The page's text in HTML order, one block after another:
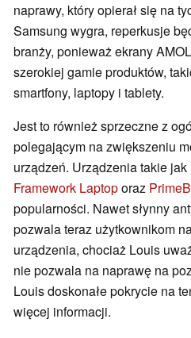
naprawy, który opierał się na
Samsung wygra, reperkusje
branży, ponieważ ekrany
szerokiej gamie produktów,
smartfony, laptopy i tablety.
Jest to również sprzeczne z
polegającym na zwiększeniu
urządzeń. Urządzenia takie
Framework Laptoporaz
popularności. Nawet słynny
pozwala teraz użytkownikom
urządzenia, chociaż Louis
nie pozwala na naprawę na
Louis doskonałe pokrycie na
więcej informacji.